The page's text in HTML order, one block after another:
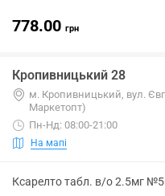
778.00 грн
Кропивницький 28
м. Кропивницький, вул.
Маркетопт)
Пн-Нд: 08:00-21:00
На мапі
Ксарелто табл. в/о 2.5мг